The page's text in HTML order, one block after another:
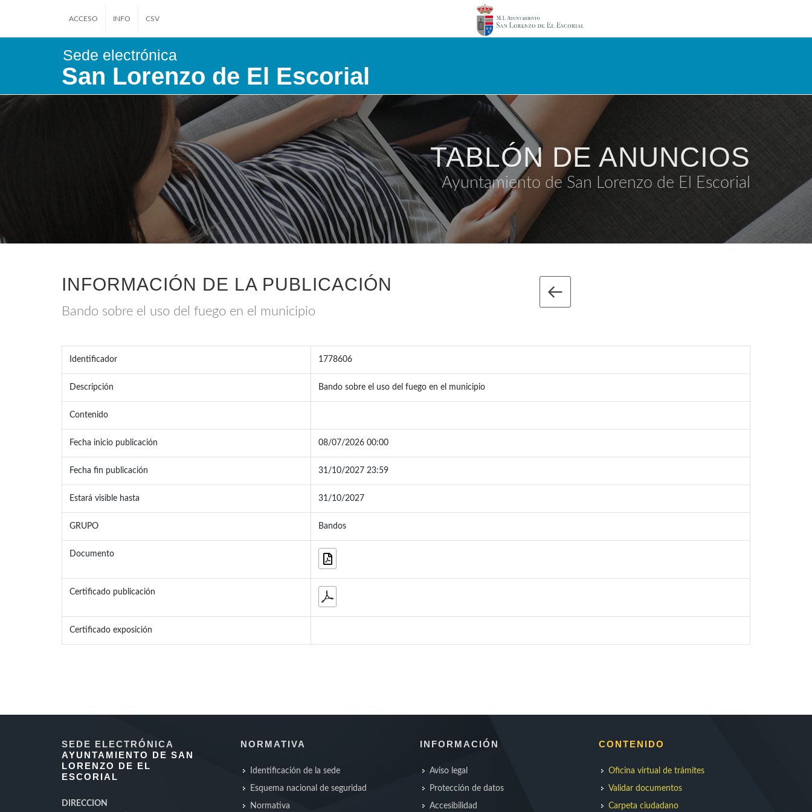
ACCESO INFO CSV
Sede electrónica
San Lorenzo de El Escorial
TABLÓN DE ANUNCIOS
Ayuntamiento de San Lorenzo de El Escorial
INFORMACIÓN DE LA PUBLICACIÓN
Bando sobre el uso del fuego en el municipio
Identificador 1778606
Descripción Bando sobre el uso del fuego en el municipio
Contenido
Fecha inicio publicación 08/07/2026 00:00
Fecha fin publicación 31/10/2027 23:59
Estará visible hasta 31/10/2027
GRUPO Bandos
Documento
Certificado publicación
Certificado exposición
SEDE ELECTRÓNICA
AYUNTAMIENTO DE SAN
LORENZO DE EL
ESCORIAL
DIRECCION
NORMATIVA
Identificación de la sede
Esquema nacional de seguridad
Normativa
INFORMACIÓN
Aviso legal
Protección de datos
Accesibilidad
CONTENIDO
Oficina virtual de trámites
Validar documentos
Carpeta ciudadano